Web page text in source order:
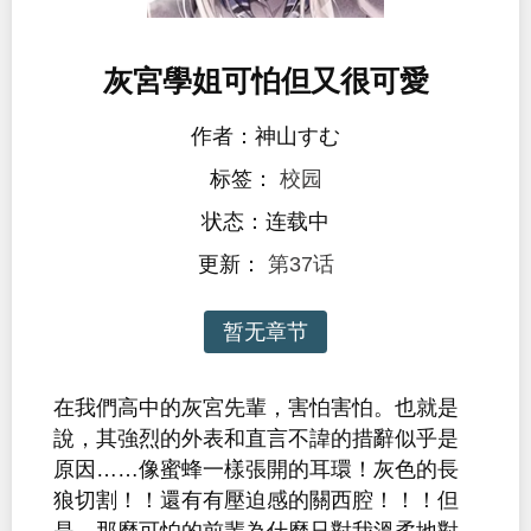
灰宮學姐可怕但又很可愛
作者：神山すむ
标签： 校园
状态：连载中
更新： 第37话
暂无章节
在我們高中的灰宮先輩，害怕害怕。也就是
說，其強烈的外表和直言不諱的措辭似乎是
原因……像蜜蜂一樣張開的耳環！灰色的長
狼切割！！還有有壓迫感的關西腔！！！但